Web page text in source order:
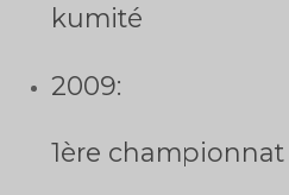
kumité
2009:
1ère